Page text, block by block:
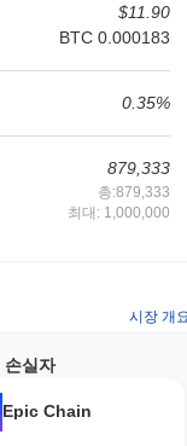
$11.90
BTC 0.000183
0.35%
879,333
총:879,333
최대: 1,000,000
외에도 CraftCoin은
트의 개발 및 방향에 영
. 이러한 민주적인 접
요한 결정에 발언권을
과 시장을 지원하여 사
는 옵션을 제공합니
용자, 보유자 및 개발
련성이 있나요?
습니다. 개발 팀은 현
하여 생태계를 확장
탐색하는 데 집중하
시장 개
손실자
Epic Chain